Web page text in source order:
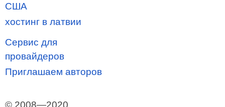
США
хостинг в латвии
Сервис для
провайдеров
Приглашаем авторов
© 2008—2020